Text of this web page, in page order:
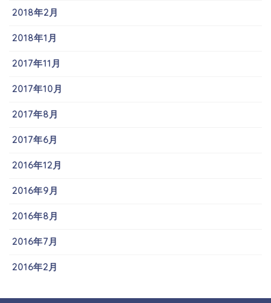
2018年2月
2018年1月
2017年11月
2017年10月
2017年8月
2017年6月
2016年12月
2016年9月
2016年8月
2016年7月
2016年2月